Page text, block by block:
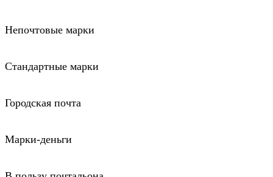
Непочтовые марки
Стандартные марки
Городская почта
Марки-деньги